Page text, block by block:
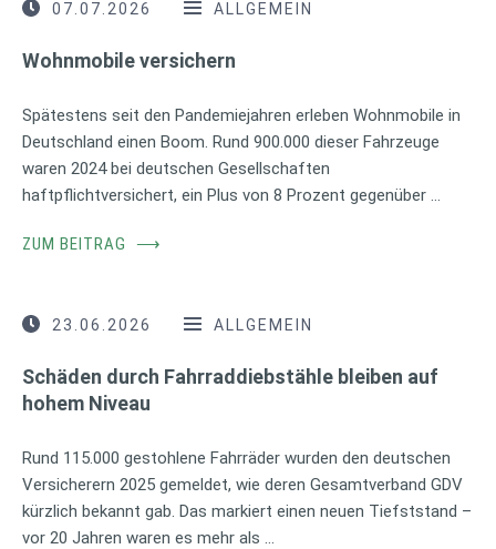
07.07.2026 ALLGEMEIN
Wohnmobile versichern
Spätestens seit den Pandemiejahren erleben Wohnmobile in
Deutschland einen Boom. Rund 900.000 dieser Fahrzeuge
waren 2024 bei deutschen Gesellschaften
haftpflichtversichert, ein Plus von 8 Prozent gegenüber …
ZUM BEITRAG ⟶
23.06.2026 ALLGEMEIN
Schäden durch Fahrraddiebstähle bleiben auf
hohem Niveau
Rund 115.000 gestohlene Fahrräder wurden den deutschen
Versicherern 2025 gemeldet, wie deren Gesamtverband GDV
kürzlich bekannt gab. Das markiert einen neuen Tiefststand –
vor 20 Jahren waren es mehr als …